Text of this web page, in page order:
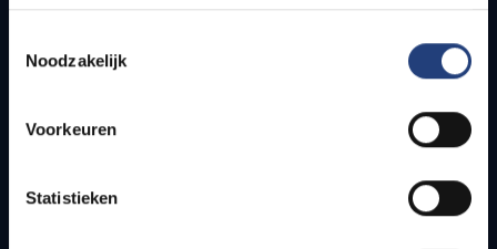
Noodzakelijk
Voorkeuren
Statistieken
Quick links
How to get to the VUB campuses